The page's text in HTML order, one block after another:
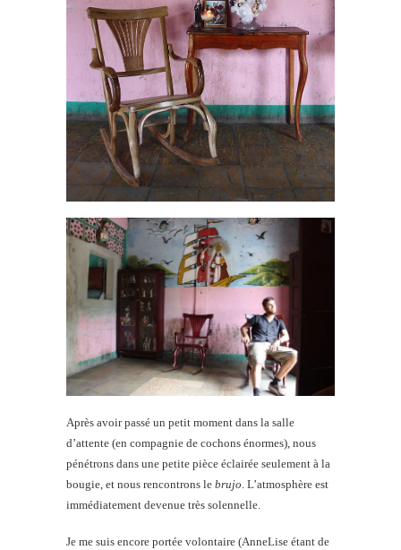
Après avoir passé un petit moment dans la salle
d’attente (en compagnie de cochons énormes), nous
pénétrons dans une petite pièce éclairée seulement à la
bougie, et nous rencontrons le brujo. L’atmosphère est
immédiatement devenue très solennelle.
Je me suis encore portée volontaire (AnneLise étant de